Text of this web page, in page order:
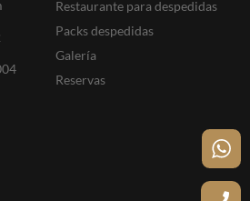
Restaurante para despedidas
Packs despedidas
Galería
Reservas